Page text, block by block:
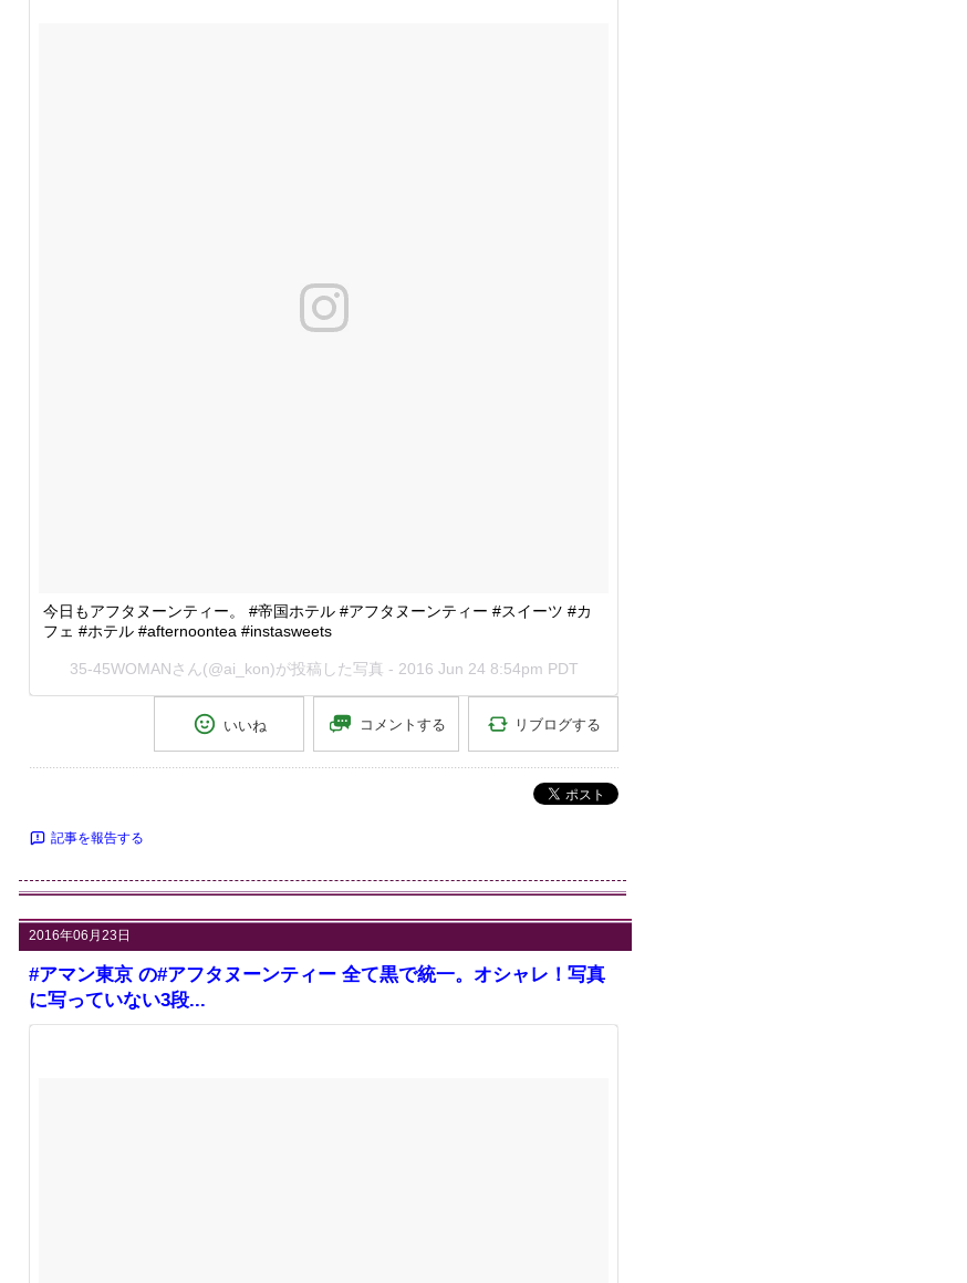
今日もアフタヌーンティー。 #帝国ホテル #アフタヌーンティー #スイーツ #カ
フェ #ホテル #afternoontea #instasweets
35-45WOMANさん(@ai_kon)が投稿した写真 - 2016 Jun 24 8:54pm PDT
いいね コメントする リブログする
ポスト
記事を報告する
2016年06月23日
#アマン東京 の#アフタヌーンティー 全て黒で統一。オシャレ！写真
に写っていない3段...